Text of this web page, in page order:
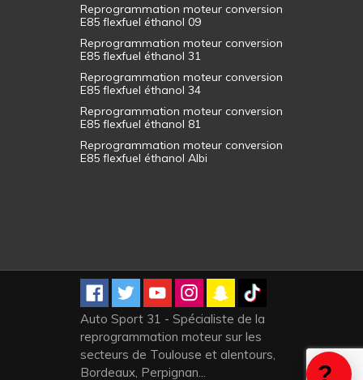
Reprogrammation moteur conversion
E85 flexfuel éthanol 09
Reprogrammation moteur conversion
E85 flexfuel éthanol 31
Reprogrammation moteur conversion
E85 flexfuel éthanol 34
Reprogrammation moteur conversion
E85 flexfuel éthanol 81
Reprogrammation moteur conversion
E85 flexfuel éthanol Albi
Auto Sport 31 - Spécialiste de la
reprogrammation moteur sur les
secteurs de Toulouse et alentours,
Bordeaux, Perpignan...